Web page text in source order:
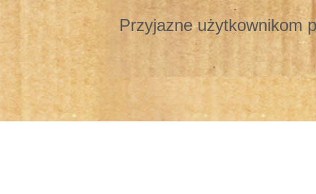
Przyjazne użytkownikom